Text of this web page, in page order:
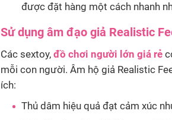
được đặt hàng một cách nhanh
Sử dụng âm đạo giả Realistic
Các sextoy, đồ chơi người lớn giá rẻ
mỗi con người. Âm hộ giả Realistic
ích:
Thủ dâm hiệu quả đạt cảm xúc